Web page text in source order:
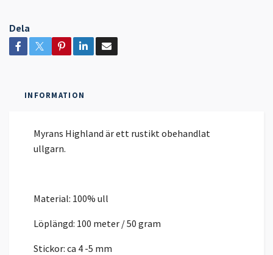
Dela
INFORMATION
Myrans Highland är ett rustikt obehandlat
ullgarn.
Material: 100% ull
Löplängd: 100 meter / 50 gram
Stickor: ca 4 -5 mm